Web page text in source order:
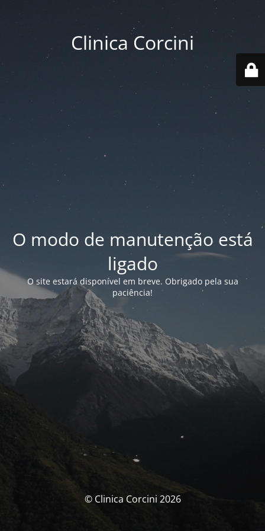
Clinica Corcini
O modo de manutenção está
ligado
O site estará disponível em breve. Obrigado pela sua
paciência!
© Clinica Corcini 2026